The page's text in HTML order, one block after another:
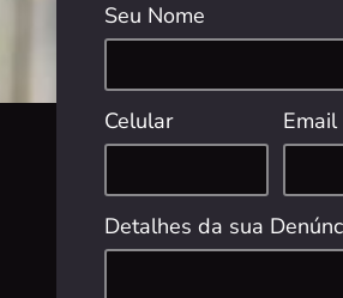
Seu Nome
Celular Email
Detalhes da sua